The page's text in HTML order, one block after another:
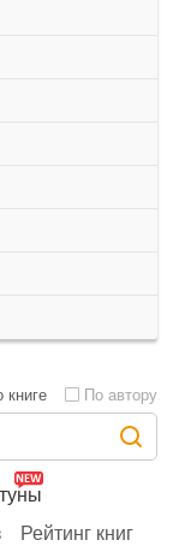
Рейтинг книг
книге По автору